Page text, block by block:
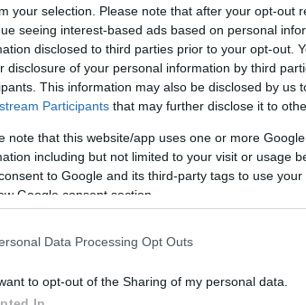
your selection. Please note that after your opt-out
seeing interest-based ads based on personal
disclosed to third parties prior to your opt-out.
disclosure of your personal information by third
This information may also be disclosed by us
Participants that may further disclose it to
note that this website/app uses one or more
including but not limited to your visit or usage
to Google and its third-party tags to use
Google consent section.
Data Processing Opt Outs
to opt-out of the Sharing of my personal data.
samym nie sprzyja rozegraniuIndywidualnego
Ekstraliga zdecydowała się na odwołanie
U19 w Krosno Miasto Szkła zostały
prognozami pogody- czytamy na
miała miejsce 4 maja w Bydgoszczy.
Wilków Krosno - Radosław Kowalski.
To na wtedy zaplanowany jest druga
i bardzo trudne wyzwanie przed lokalną
Metalkas 2. Ekstraligi.